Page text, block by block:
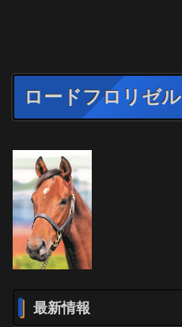
ロードフロリゼル
最新情報